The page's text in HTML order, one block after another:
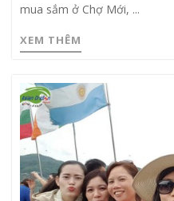
mua sắm ở Chợ Mới, ...
XEM THÊM